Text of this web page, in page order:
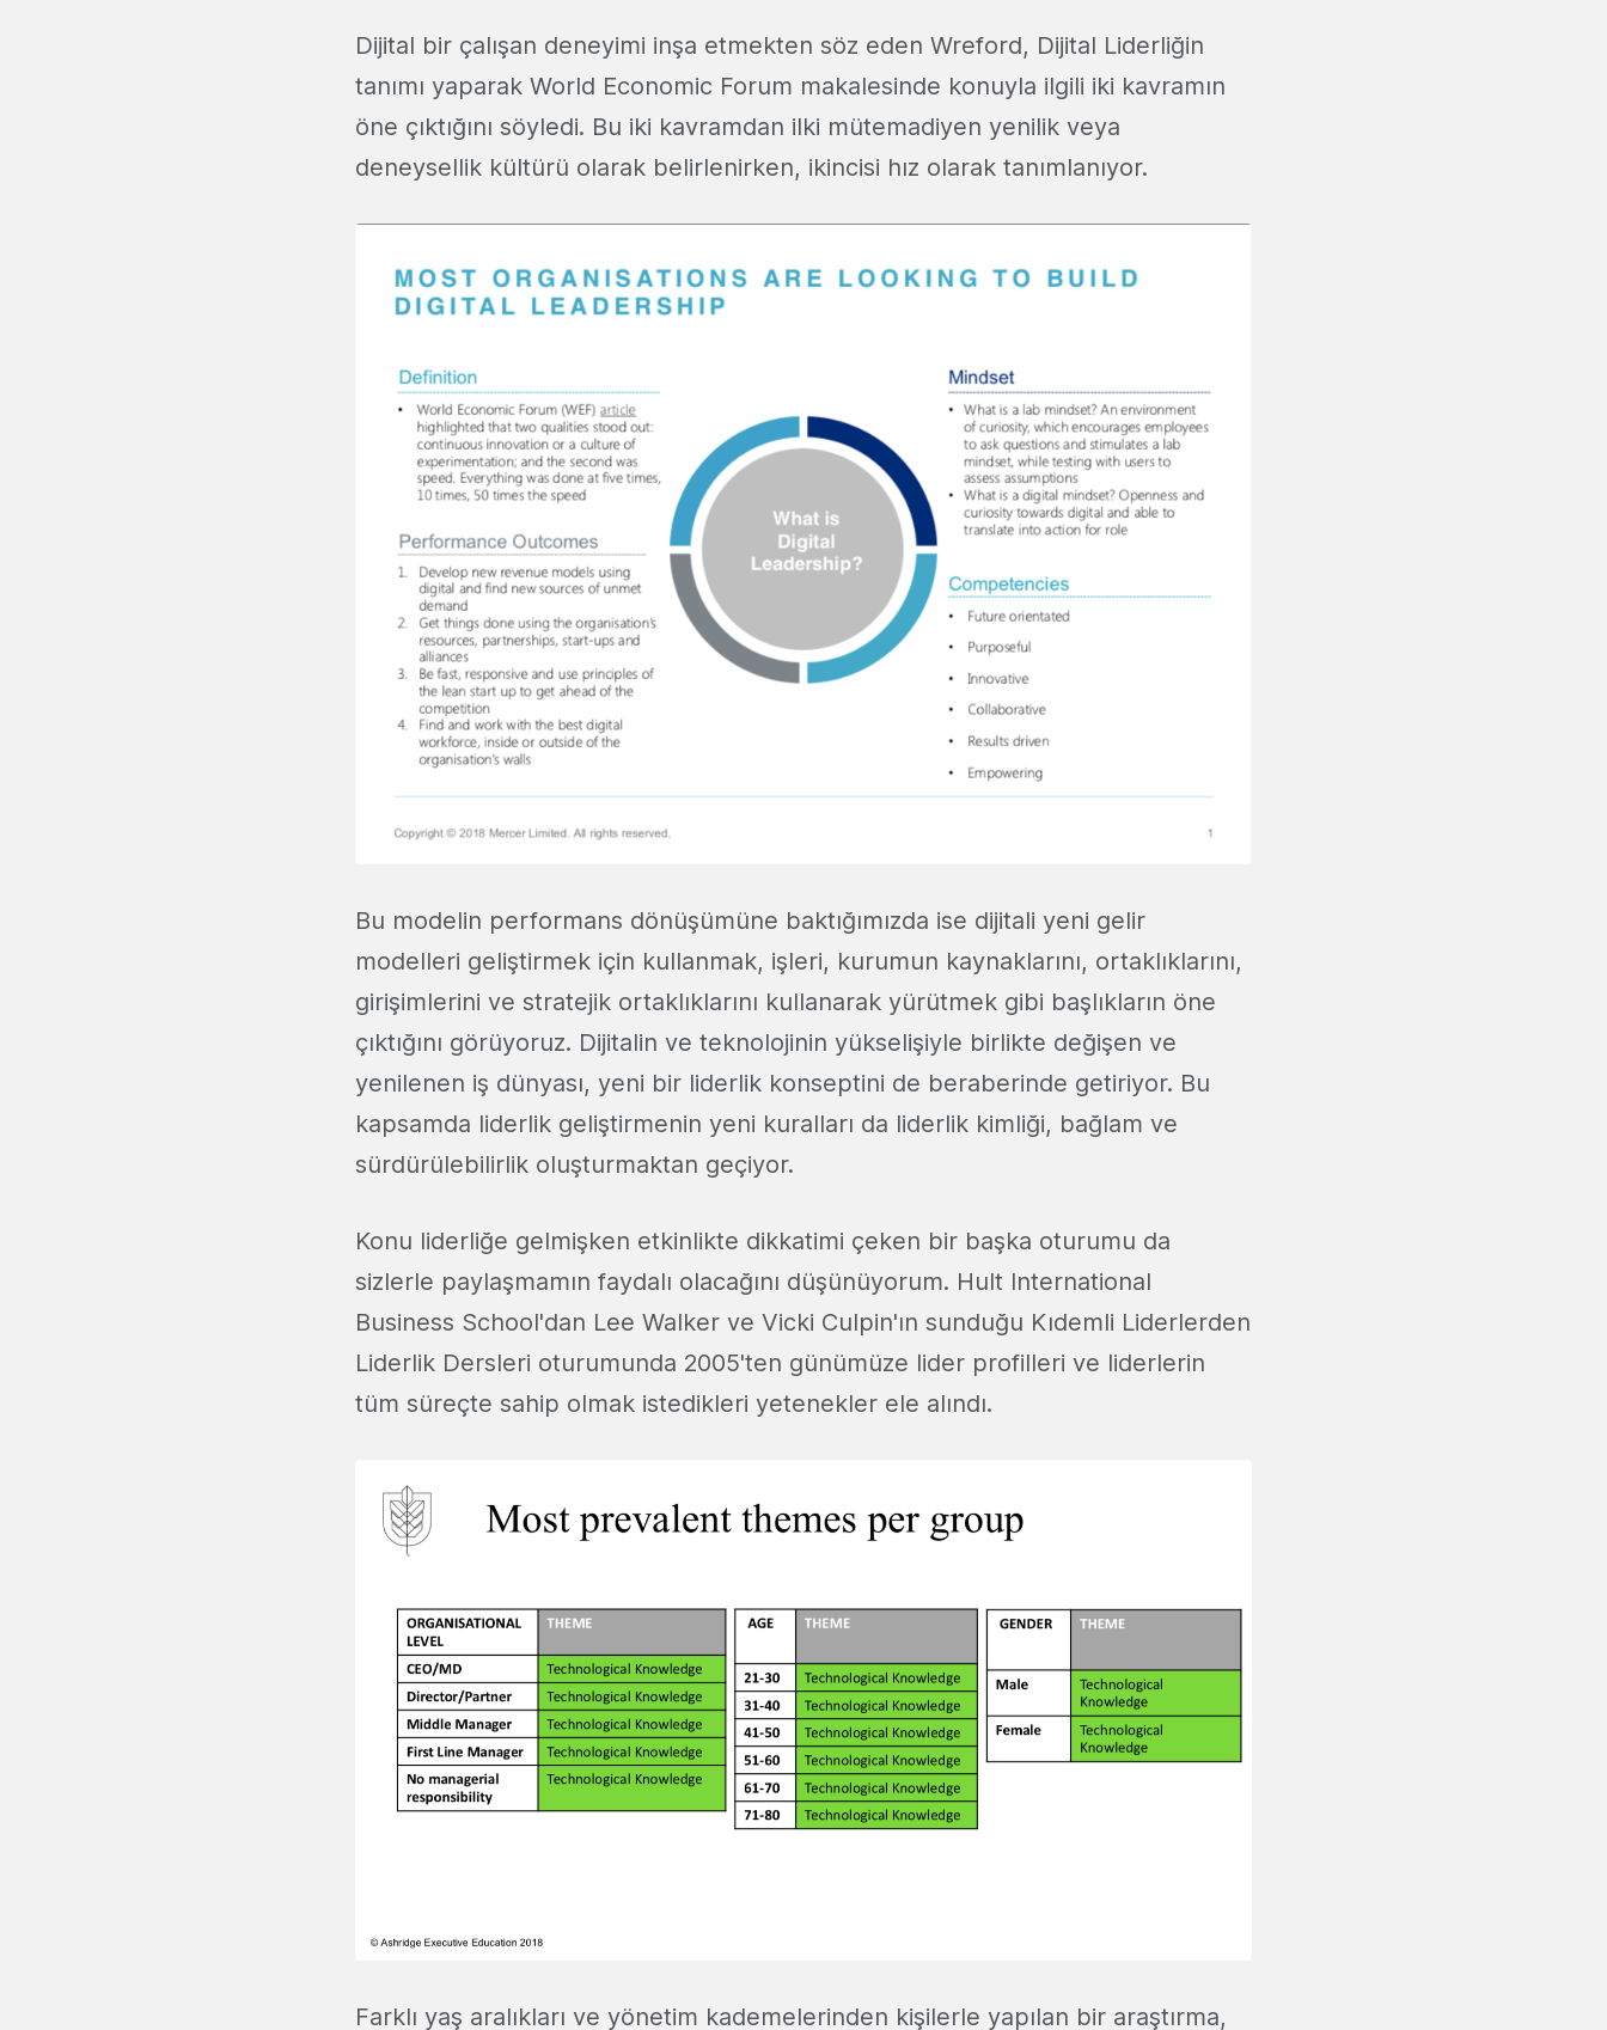
Dijital bir çalışan deneyimi inşa etmekten söz eden Wreford, Dijital Liderliğin
tanımı yaparak World Economic Forum makalesinde konuyla ilgili iki kavramın
öne çıktığını söyledi. Bu iki kavramdan ilki mütemadiyen yenilik veya
deneysellik kültürü olarak belirlenirken, ikincisi hız olarak tanımlanıyor.
Bu modelin performans dönüşümüne baktığımızda ise dijitali yeni gelir
modelleri geliştirmek için kullanmak, işleri, kurumun kaynaklarını, ortaklıklarını,
girişimlerini ve stratejik ortaklıklarını kullanarak yürütmek gibi başlıkların öne
çıktığını görüyoruz. Dijitalin ve teknolojinin yükselişiyle birlikte değişen ve
yenilenen iş dünyası, yeni bir liderlik konseptini de beraberinde getiriyor. Bu
kapsamda liderlik geliştirmenin yeni kuralları da liderlik kimliği, bağlam ve
sürdürülebilirlik oluşturmaktan geçiyor.
Konu liderliğe gelmişken etkinlikte dikkatimi çeken bir başka oturumu da
sizlerle paylaşmamın faydalı olacağını düşünüyorum. Hult International
Business School'dan Lee Walker ve Vicki Culpin'ın sunduğu Kıdemli Liderlerden
Liderlik Dersleri oturumunda 2005'ten günümüze lider profilleri ve liderlerin
tüm süreçte sahip olmak istedikleri yetenekler ele alındı.
Farklı yaş aralıkları ve yönetim kademelerinden kişilerle yapılan bir araştırma,